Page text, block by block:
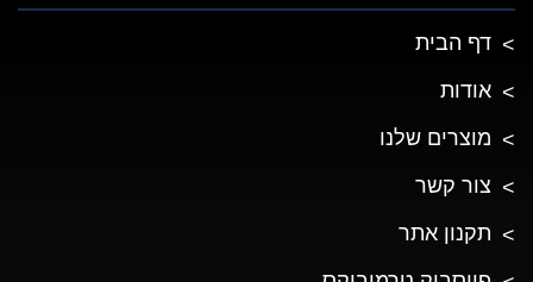
דף הבית
אודות
מוצרים שלנו
צור קשר
תקנון אתר